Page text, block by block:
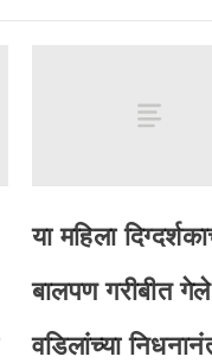
या महिला
बालपण गरीबीत
वडिलांच्या